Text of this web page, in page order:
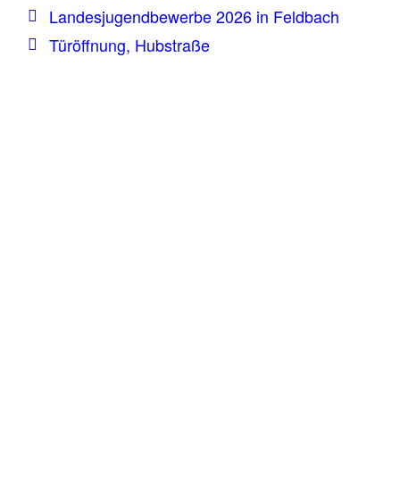
Landesjugendbewerbe 2026 in Feldbach
Türöffnung, Hubstraße